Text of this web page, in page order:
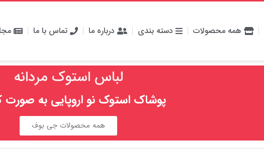
همه محصولات دسته بندی درباره ما تماس با ما
لباس استوک مردانه
پوشاک استوک نو اروپایی به صورت
همه محصولات جی بوف